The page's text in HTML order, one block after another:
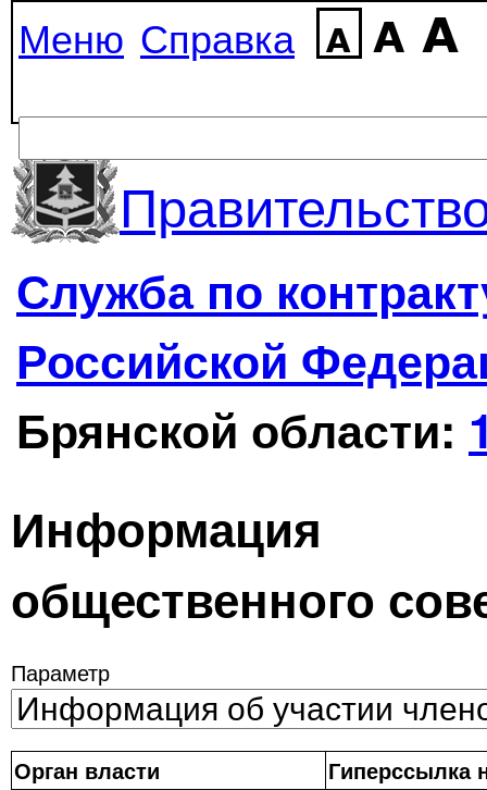
Меню Справка
Служба по
Российской
Брянской области:
Информация
общественного
Параметр
Орган власти
Гиперссылка